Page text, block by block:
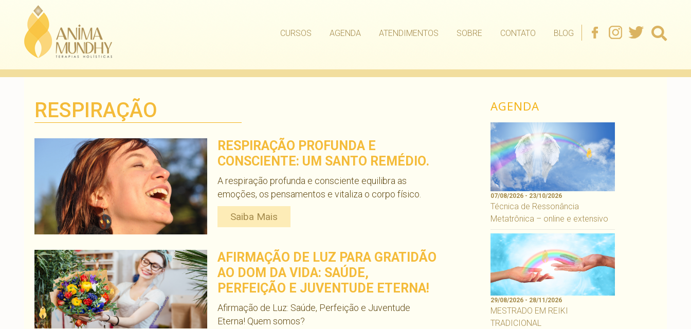
CURSOS AGENDA ATENDIMENTOS SOBRE CONTATO BLOG
RESPIRAÇÃO
RESPIRAÇÃO PROFUNDA E
CONSCIENTE: UM SANTO REMÉDIO.
A respiração profunda e consciente equilibra as
emoções, os pensamentos e vitaliza o corpo físico.
Saiba Mais
AFIRMAÇÃO DE LUZ PARA GRATIDÃO
AO DOM DA VIDA: SAÚDE,
PERFEIÇÃO E JUVENTUDE ETERNA!
Afirmação de Luz: Saúde, Perfeição e Juventude
Eterna! Quem somos?
AGENDA
07/08/2026 - 23/10/2026
Técnica de Ressonância
Metatrônica – online e extensivo
29/08/2026 - 28/11/2026
MESTRADO EM REIKI
TRADICIONAL